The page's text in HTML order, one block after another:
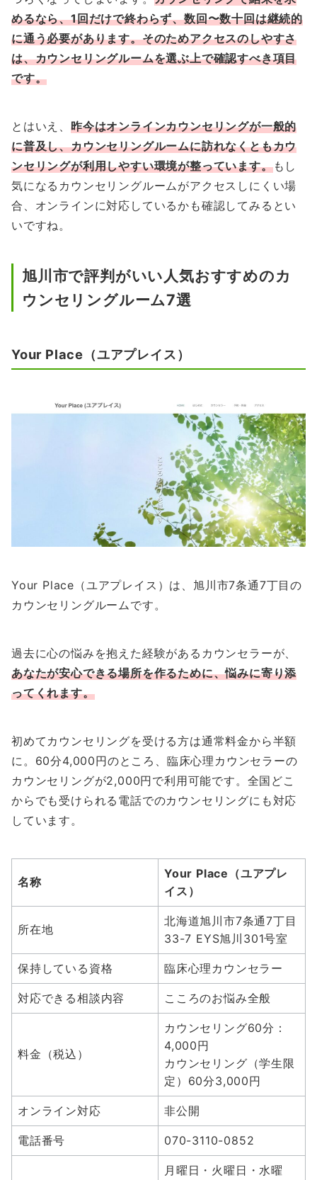
めるなら、1回だけで終わらず、数回〜数十回は継続的
に通う必要があります。そのためアクセスのしやすさ
は、カウンセリングルームを選ぶ上で確認すべき項目
です。
とはいえ、 昨今はオンラインカウンセリングが一般的
に普及し、カウンセリングルームに訪れなくともカウ
ンセリングが利用しやすい環境が整っています。もし
気になるカウンセリングルームがアクセスしにくい場
合、オンラインに対応しているかも確認してみるとい
いですね。
旭川市で評判がいい人気おすすめのカ
ウンセリングルーム7選
Your Place（ユアプレイス）
Your Place（ユアプレイス）は、旭川市7条通7丁目の
カウンセリングルームです。
過去に心の悩みを抱えた経験があるカウンセラーが、
あなたが安心できる場所を作るために、悩みに寄り添
ってくれます。
初めてカウンセリングを受ける方は通常料金から半額
に。60分4,000円のところ、臨床心理カウンセラーの
カウンセリングが2,000円で利用可能です。全国どこ
からでも受けられる電話でのカウンセリングにも対応
しています。
名称
Your Place（ユアプレ
イス）
所在地
北海道旭川市7条通7丁目
33-7 EYS旭川301号室
保持している資格 臨床心理カウンセラー
対応できる相談内容 こころのお悩み全般
料金（税込）
カウンセリング60分：
4,000円
カウンセリング（学生限
定）60分3,000円
オンライン対応 非公開
電話番号 070-3110-0852
月曜日・火曜日・水曜